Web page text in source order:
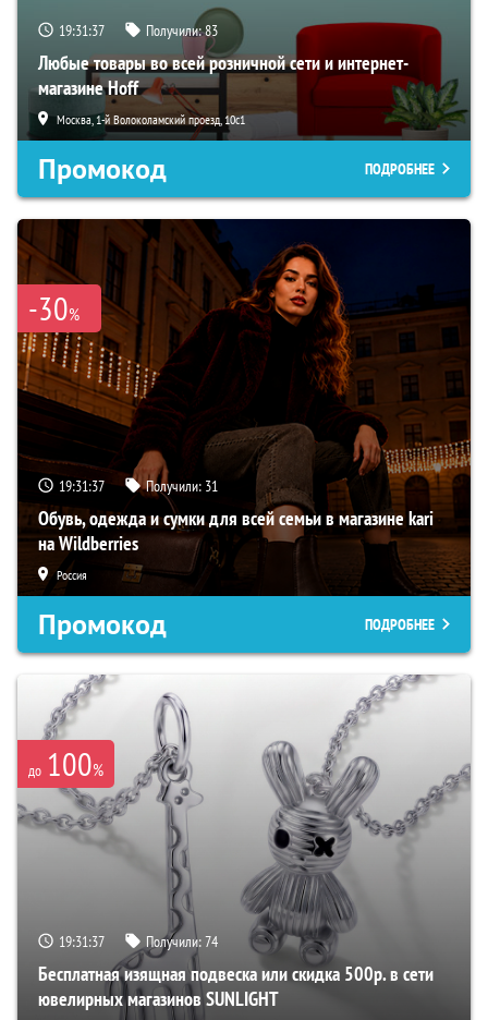
19:31:36 Получили:83
Любые товары во всей розничной сети и интернет-
магазине Hoff
Москва, 1-й Волоколамский проезд, 10с1
Промокод ПОДРОБНЕЕ
-30%
19:31:36 Получили: 31
Обувь, одежда и сумки для всей семьи в магазине kari
на Wildberries
Россия
Промокод ПОДРОБНЕЕ
до 100%
19:31:36 Получили:74
Бесплатная изящная подвеска или скидка 500р. в сети
ювелирных магазинов SUNLIGHT